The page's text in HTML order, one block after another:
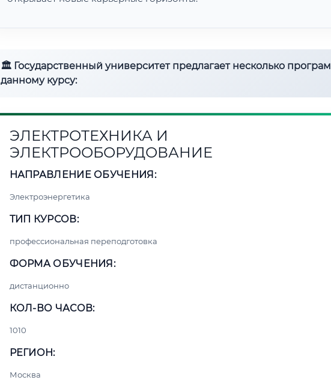
🏛 Государственный университет предлагает несколько
данному курсу:
ЭЛЕКТРОТЕХНИКА И
ЭЛЕКТРООБОРУДОВАНИЕ
НАПРАВЛЕНИЕ ОБУЧЕНИЯ:
Электроэнергетика
ТИП КУРСОВ:
профессиональная переподготовка
ФОРМА ОБУЧЕНИЯ:
дистанционно
КОЛ-ВО ЧАСОВ:
1010
РЕГИОН:
Москва